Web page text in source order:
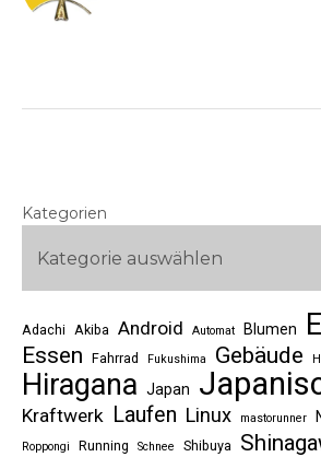
Kategorien
Adachi Akiba Android Automat Blumen
Essen Fahrrad Fukushima Gebäude
Hiragana Japan
Kraftwerk Laufen Linux mastorunner
Roppongi
Running Schnee Shibuya